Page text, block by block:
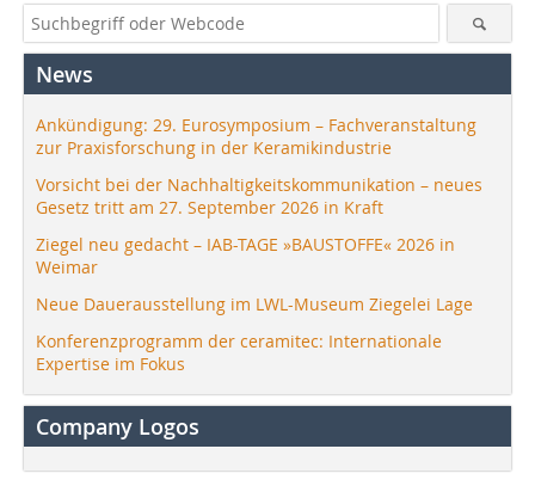
News
Ankündigung: 29. Eurosymposium – Fachveranstaltung
zur Praxisforschung in der Keramikindustrie
Vorsicht bei der Nachhaltigkeitskommunikation – neues
Gesetz tritt am 27. September 2026 in Kraft
Ziegel neu gedacht – IAB-TAGE »BAUSTOFFE« 2026 in
Weimar
Neue Dauerausstellung im LWL-Museum Ziegelei Lage
Konferenzprogramm der ceramitec: Internationale
Expertise im Fokus
Company Logos